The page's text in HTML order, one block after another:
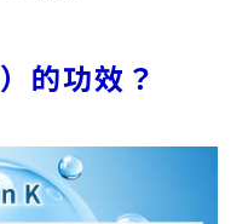
）的功效？